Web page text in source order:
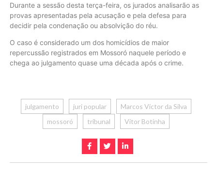
Durante a sessão desta terça-feira, os jurados analisarão as
provas apresentadas pela acusação e pela defesa para
decidir pela condenação ou absolvição do réu.
O caso é considerado um dos homicídios de maior
repercussão registrados em Mossoró naquele período e
chega ao julgamento quase uma década após o crime.
julgamento juri popular
Marcos Victor da Silva
mossoró
tribunal Vitor Botinha